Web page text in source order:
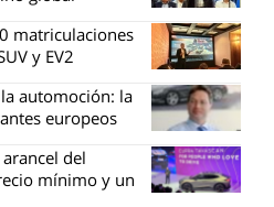
matriculaciones
y EV2
automoción: la
europeos
del
mínimo y un